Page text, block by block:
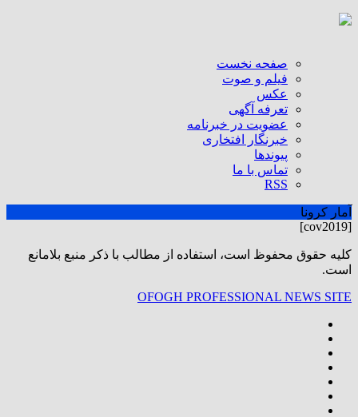
صفحه نخست
فیلم و صوت
عکس
تعرفه آگهی
عضویت در خبرنامه
خبرنگار افتخاری
پیوندها
تماس با ما
RSS
آمار کرونا
[cov2019]
كليه حقوق محفوظ است، استفاده از مطالب با ذكر منبع بلامانع
است.
OFOGH PROFESSIONAL NEWS SITE